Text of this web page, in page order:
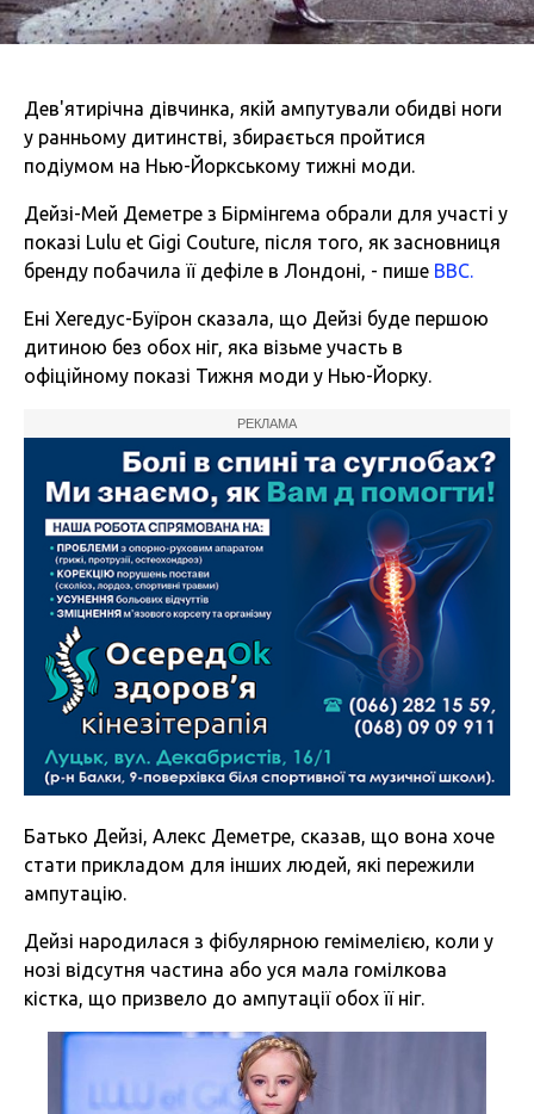
Дев'ятирічна дівчинка, якій ампутували обидві ноги
у ранньому дитинстві, збирається пройтися
подіумом на Нью-Йоркському тижні моди.
Дейзі-Мей Деметре з Бірмінгема обрали для участі у
показі Lulu et Gigi Couture, після того, як засновниця
бренду побачила її дефіле в Лондоні, - пише ВВС.
Ені Хегедус-Буїрон сказала, що Дейзі буде першою
дитиною без обох ніг, яка візьме участь в
офіційному показі Тижня моди у Нью-Йорку.
РЕКЛАМА
Батько Дейзі, Алекс Деметре, сказав, що вона хоче
стати прикладом для інших людей, які пережили
ампутацію.
Дейзі народилася з фібулярною гемімелією, коли у
нозі відсутня частина або уся мала гомілкова
кістка, що призвело до ампутації обох її ніг.